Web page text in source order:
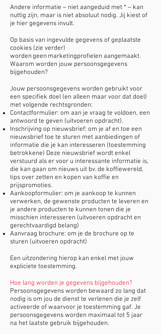
Andere informatie – niet aangeduid met * – kan
nuttig zijn, maar is niet absoluut nodig. Jij kiest of
je hier gegevens invult.
Op basis van ingevulde gegevens of geplaatste
cookies (zie verder)
worden geen marketingprofielen aangemaakt.
Waarom worden jouw persoonsgegevens
bijgehouden?
Jouw persoonsgegevens worden gebruikt voor
een specifiek doel (en alleen maar voor dat doel)
met volgende rechtsgronden:
Contactformulier: om aan je vraag te voldoen, een
antwoord te geven (uitvoeren opdracht).
Inschrijving op nieuwsbrief: om je af en toe een
nieuwsbrief toe te sturen met aanbiedingen of
informatie die je kan interesseren (toestemming
betrokkene) Deze nieuwsbrief wordt enkel
verstuurd als er voor u interessante informatie is,
die kan gaan om nieuws uit bv. de koffiewereld,
tips over zetten en kopen van koffie en
prijspromoties.
Aankoopformulier: om je aankoop te kunnen
verwerken, de gewenste producten te leveren en
je andere producten te kunnen tonen die je
misschien interesseren (uitvoeren opdracht en
gerechtvaardigd belang)
Aanvraag brochure: om je de brochure op te
sturen (uitvoeren opdracht)
Een uitzondering hierop kan enkel met jouw
expliciete toestemming.
Hoe lang worden je gegevens bijgehouden?
Persoonsgegevens worden bewaard zo lang dat
nodig is om jou de dienst te verlenen die je zelf
activeerde of waarvoor je toestemming gaf. Je
persoonsgegevens worden maximaal tot 5 jaar
na het laatste gebruik bijgehouden.